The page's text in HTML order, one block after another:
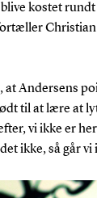
kostet
at Andersens
til at lære at
vi ikke er
ikke, så går vi